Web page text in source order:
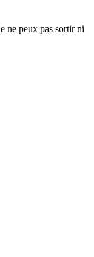
ne peux pas sortir ni